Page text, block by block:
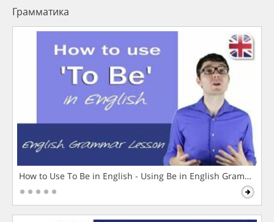
Грамматика
How to Use To Be in English - Using Be in English Grammar